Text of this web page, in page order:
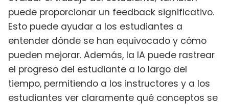
puede proporcionar un feedback significativo.
Esto puede ayudar a los estudiantes a
entender dónde se han equivocado y cómo
pueden mejorar. Además, la IA puede rastrear
el progreso del estudiante a lo largo del
tiempo, permitiendo a los instructores y a los
estudiantes ver claramente qué conceptos se